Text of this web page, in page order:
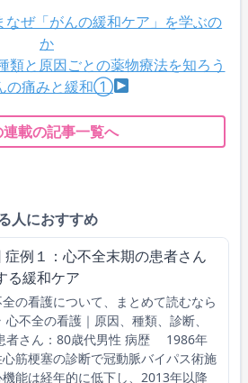
ぜ「がんの緩和ケア」を学ぶの
か
類と原因ごとの薬物療法を知ろう
の痛みと緩和①
連載の記事一覧へ
人におすすめ
症例１：心不全末期の患者さん
る緩和ケア
の看護について、まとめて読むなら
心不全の看護｜原因、種類、診断、
者さん：80歳代男性 病歴 1986年
筋梗塞の診断で冠動脈バイパス術施
能は経年的に低下し、2013年以降